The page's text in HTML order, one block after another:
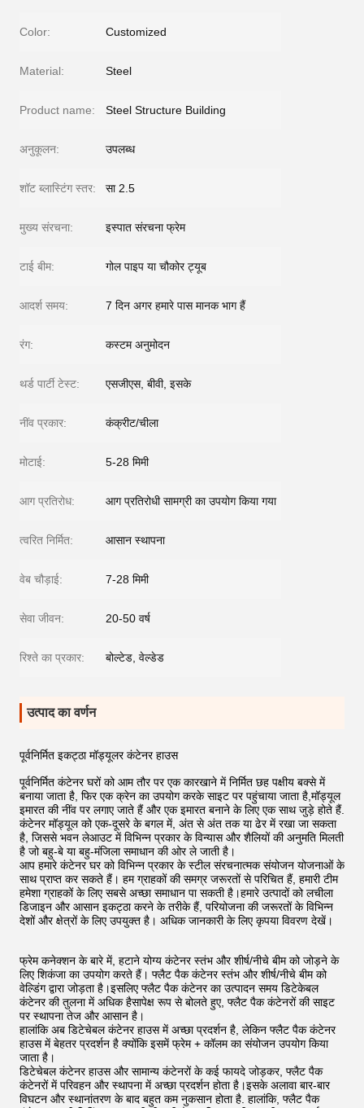
Color: Customized
Material: Steel
Product name: Steel Structure Building
अनुकूलन: उपलब्ध
शॉट ब्लास्टिंग स्तर: सा 2.5
मुख्य संरचना: इस्पात संरचना फ्रेम
टाई बीम: गोल पाइप या चौकोर ट्यूब
आदर्श समय: 7 दिन अगर हमारे पास मानक भाग हैं
रंग: कस्टम अनुमोदन
थर्ड पार्टी टेस्ट: एसजीएस, बीवी, इसके
नींव प्रकार: कंक्रीट/चीला
मोटाई: 5-28 मिमी
आग प्रतिरोध: आग प्रतिरोधी सामग्री का उपयोग किया गया
त्वरित निर्मित: आसान स्थापना
वेब चौड़ाई: 7-28 मिमी
सेवा जीवन: 20-50 वर्ष
रिश्ते का प्रकार: बोल्टेड, वेल्डेड
उत्पाद का वर्णन
पूर्वनिर्मित इकट्ठा मॉड्यूलर कंटेनर हाउस
पूर्वनिर्मित कंटेनर घरों को आम तौर पर एक कारखाने में निर्मित छह पक्षीय बक्से में
बनाया जाता है, फिर एक क्रेन का उपयोग करके साइट पर पहुंचाया जाता है,मॉड्यूल
इमारत की नींव पर लगाए जाते हैं और एक इमारत बनाने के लिए एक साथ जुड़े होते हैं.
कंटेनर मॉड्यूल को एक-दूसरे के बगल में, अंत से अंत तक या ढेर में रखा जा सकता
है, जिससे भवन लेआउट में विभिन्न प्रकार के विन्यास और शैलियों की अनुमति मिलती
है जो बहु-बे या बहु-मंजिला समाधान की ओर ले जाती है।
आप हमारे कंटेनर घर को विभिन्न प्रकार के स्टील संरचनात्मक संयोजन योजनाओं के
साथ प्राप्त कर सकते हैं। हम ग्राहकों की समग्र जरूरतों से परिचित हैं, हमारी टीम
हमेशा ग्राहकों के लिए सबसे अच्छा समाधान पा सकती है।हमारे उत्पादों को लचीला
डिजाइन और आसान इकट्ठा करने के तरीके हैं, परियोजना की जरूरतों के विभिन्न
देशों और क्षेत्रों के लिए उपयुक्त है। अधिक जानकारी के लिए कृपया विवरण देखें।
फ्रेम कनेक्शन के बारे में, हटाने योग्य कंटेनर स्तंभ और शीर्ष/नीचे बीम को जोड़ने के
लिए शिकंजा का उपयोग करते हैं। फ्लैट पैक कंटेनर स्तंभ और शीर्ष/नीचे बीम को
वेल्डिंग द्वारा जोड़ता है।इसलिए फ्लैट पैक कंटेनर का उत्पादन समय डिटेकेबल
कंटेनर की तुलना में अधिक हैसापेक्ष रूप से बोलते हुए, फ्लैट पैक कंटेनरों की साइट
पर स्थापना तेज और आसान है।
हालांकि अब डिटेचेबल कंटेनर हाउस में अच्छा प्रदर्शन है, लेकिन फ्लैट पैक कंटेनर
हाउस में बेहतर प्रदर्शन है क्योंकि इसमें फ्रेम + कॉलम का संयोजन उपयोग किया
जाता है।
डिटेचेबल कंटेनर हाउस और सामान्य कंटेनरों के कई फायदे जोड़कर, फ्लैट पैक
कंटेनरों में परिवहन और स्थापना में अच्छा प्रदर्शन होता है।इसके अलावा बार-बार
विघटन और स्थानांतरण के बाद बहुत कम नुकसान होता है. हालांकि, फ्लैट पैक